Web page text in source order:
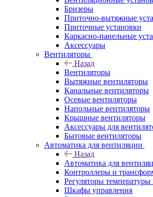
Бризеры
Приточно-вытяжные
Приточные установки
Каркасно-панельные
Аксессуары
Вентиляторы
Назад
Вентиляторы
Вытяжные вентиляторы
Канальные вентиляторы
Осевые вентиляторы
Напольные вентиляторы
Крышные вентиляторы
Аксессуары для
Бытовые вентиляторы
Автоматика для вентиляции
Назад
Автоматика для
Контроллеры и
Регуляторы температуры
Шкафы управления